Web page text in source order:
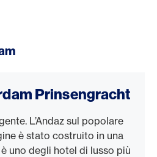
Prinsengracht
L’Andaz sul popolare
è stato costruito in una
uno degli hotel di lusso più